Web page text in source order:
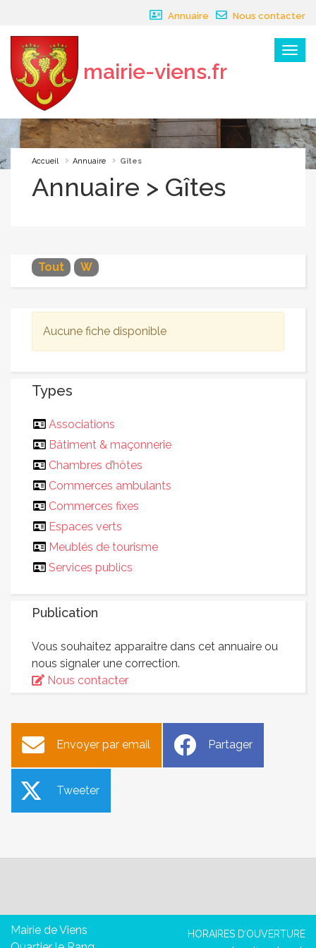
Annuaire Nous contacter
Menu
mairie-viens.fr
×
Accueil Annuaire Gîtes
Annuaire > Gîtes
Tout W
Aucune fiche disponible
Types
Associations
Bâtiment & maçonnerie
Chambres d’hôtes
Commerces ambulants
Commerces fixes
Espaces verts
Meublés de tourisme
Services publics
Publication
Vous souhaitez apparaitre dans cet annuaire ou
nous signaler une correction.
Nous contacter
Envoyer par email Partager
Tweeter
Mairie de Viens
HORAIRES D’OUVERTURE
Panneau de gestion des cookies